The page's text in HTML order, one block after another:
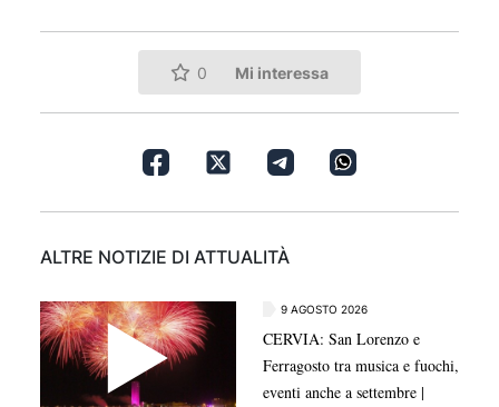
0 Mi interessa
ALTRE NOTIZIE DI ATTUALITÀ
9 AGOSTO 2026
CERVIA: San Lorenzo e
Ferragosto tra musica e fuochi,
eventi anche a settembre |